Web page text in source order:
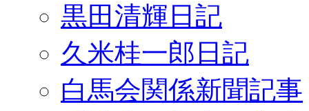
黒田清輝日記
久米桂一郎日記
白馬会関係新聞記事